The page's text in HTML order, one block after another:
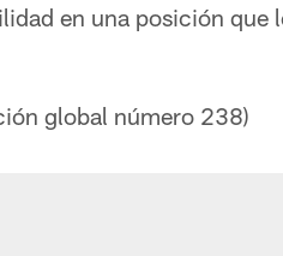
en una posición que
global número 238)